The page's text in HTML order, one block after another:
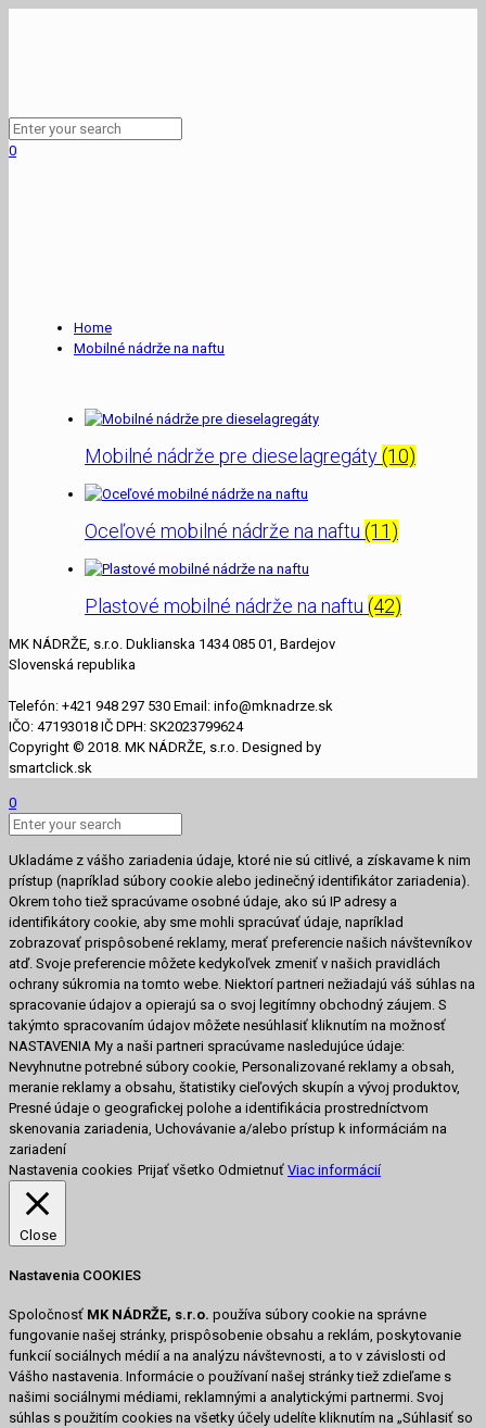
0
Home
Mobilné nádrže na naftu
Mobilné nádrže pre dieselagregáty(10)
Oceľové mobilné nádrže na naftu (11)
Plastové mobilné nádrže na naftu (42)
MK NÁDRŽE, s.r.o. Duklianska 1434 085 01, Bardejov
Slovenská republika
Telefón: +421 948 297 530 Email: info@mknadrze.sk
IČO: 47193018 IČ DPH: SK2023799624
Copyright © 2018. MK NÁDRŽE, s.r.o. Designed by
smartclick.sk
0
Ukladáme z vášho zariadenia údaje, ktoré nie sú citlivé, a získavame k nim
prístup (napríklad súbory cookie alebo jedinečný identifikátor zariadenia).
Okrem toho tiež spracúvame osobné údaje, ako sú IP adresy a
identifikátory cookie, aby sme mohli spracúvať údaje, napríklad
zobrazovať prispôsobené reklamy, merať preferencie našich návštevníkov
atď. Svoje preferencie môžete kedykoľvek zmeniť v našich pravidlách
ochrany súkromia na tomto webe. Niektorí partneri nežiadajú váš súhlas na
spracovanie údajov a opierajú sa o svoj legitímny obchodný záujem. S
takýmto spracovaním údajov môžete nesúhlasiť kliknutím na možnosť
NASTAVENIA My a naši partneri spracúvame nasledujúce údaje:
Nevyhnutne potrebné súbory cookie, Personalizované reklamy a obsah,
meranie reklamy a obsahu, štatistiky cieľových skupín a vývoj produktov,
Presné údaje o geografickej polohe a identifikácia prostredníctvom
skenovania zariadenia, Uchovávanie a/alebo prístup k informáciám na
zariadení
Nastavenia cookies Prijať všetko Odmietnuť Viac informácií
Close
Nastavenia COOKIES
Spoločnosť MK NÁDRŽE, s.r.o. používa súbory cookie na správne
fungovanie našej stránky, prispôsobenie obsahu a reklám, poskytovanie
funkcií sociálnych médií a na analýzu návštevnosti, a to v závislosti od
Vášho nastavenia. Informácie o používaní našej stránky tiež zdieľame s
našimi sociálnymi médiami, reklamnými a analytickými partnermi. Svoj
súhlas s použitím cookies na všetky účely udelíte kliknutím na „Súhlasiť so